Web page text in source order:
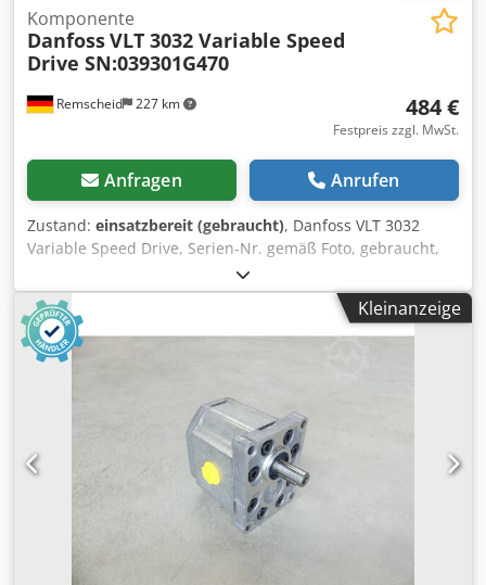
Remscheid 227 km
Komponente
DanfossVLT 3032 Variable Speed
Drive SN:039301G470
484 €
Festpreis zzgl. MwSt.
Anfragen Anrufen
Zustand: einsatzbereit (gebraucht), Danfoss VLT 3032
Variable Speed Drive, Serien-Nr. gemäß Foto, gebraucht,
normale Gebrauchsspuren, 100% funktionsfähig,
Lieferumfang gem. Fotos,ACHTUNG: Kosten für Verpackung
und Versand bitte separat anfragen! ATTENTION: Please
enquire for charges for packing and transport separately!
Cjdpoi D Unujfx Ak Herf
Kleinanzeige